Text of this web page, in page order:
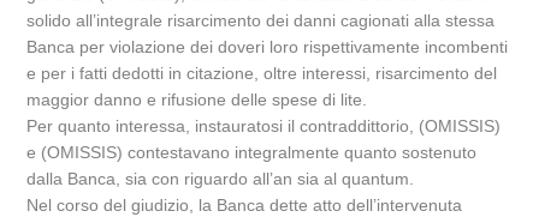
solido all’integrale risarcimento dei danni cagionati alla stessa
Banca per violazione dei doveri loro rispettivamente incombenti
e per i fatti dedotti in citazione, oltre interessi, risarcimento del
maggior danno e rifusione delle spese di lite.
Per quanto interessa, instauratosi il contraddittorio, (OMISSIS)
e (OMISSIS) contestavano integralmente quanto sostenuto
dalla Banca, sia con riguardo all’an sia al quantum.
Nel corso del giudizio, la Banca dette atto dell’intervenuta